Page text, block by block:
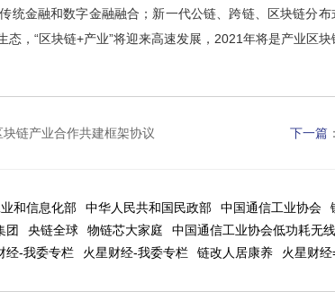
统金融和数字金融融合；新一代公链、跨链、区块链分
，“区块链+产业”将迎来高速发展，2021年将是产业区块
下一篇 ：
链产业合作共建框架协议
和信息化部 中华人民共和国民政部 中国通信工业协会
团 央链全球 物链芯大家庭 中国通信工业协会低功耗无
经-我委专栏 火星财经-我委专栏 链改人居康养 火星财